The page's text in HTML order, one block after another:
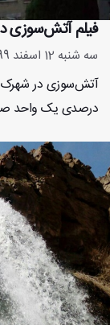
فیلم آتش‌سوزی
سه شنبه 12 اسفند 1399 - 13:34:12
درصدی یک واحد